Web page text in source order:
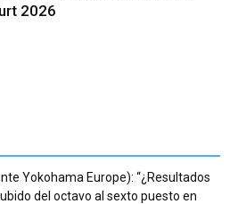
2026
Yokohama Europe): “¿Resultados
del octavo al sexto puesto en